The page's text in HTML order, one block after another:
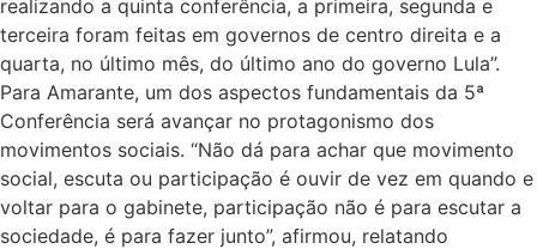
realizando a quinta conferência, a primeira, segunda e
terceira foram feitas em governos de centro direita e a
quarta, no último mês, do último ano do governo Lula”.
Para Amarante, um dos aspectos fundamentais da 5ª
Conferência será avançar no protagonismo dos
movimentos sociais. “Não dá para achar que movimento
social, escuta ou participação é ouvir de vez em quando e
voltar para o gabinete, participação não é para escutar a
sociedade, é para fazer junto”, afirmou, relatando